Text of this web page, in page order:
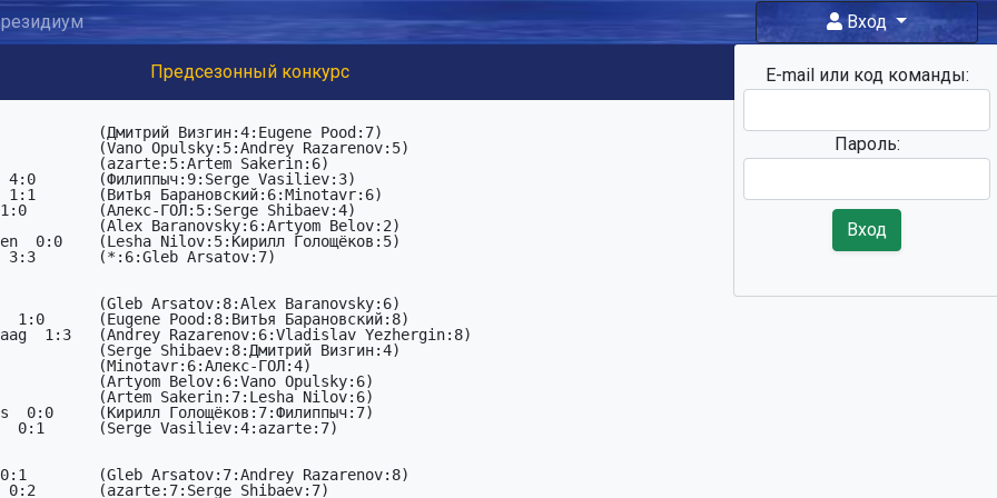
Вход
E-mail или код команды:
Пароль:
Вход
Предсезонный конкурс